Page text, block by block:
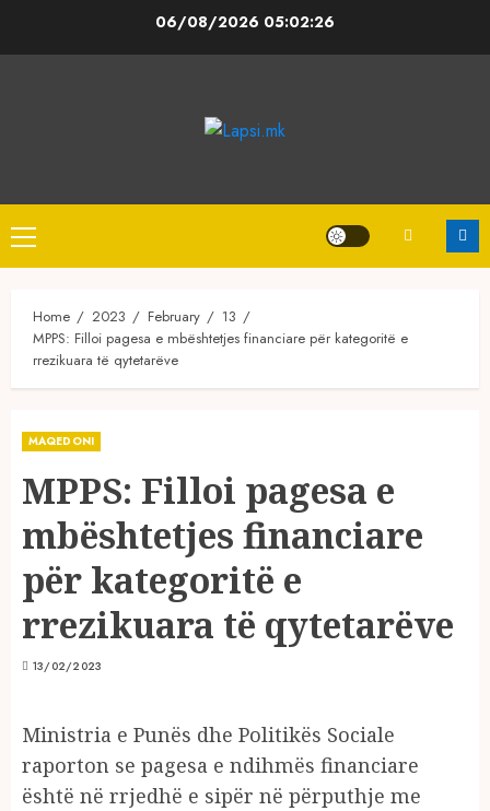
06/08/2026 05:02:27
Primary
Menu
Home 2023 February
13
MPPS: Filloi pagesa e mbështetjes financiare për kategoritë e
rrezikuara të qytetarëve
MAQEDONI
MPPS: Filloi pagesa e
mbështetjes financiare
për kategoritë e
rrezikuara të qytetarëve
13/02/2023
Ministria e Punës dhe Politikës Sociale
raporton se pagesa e ndihmës financiare
është në rrjedhë e sipër në përputhje me